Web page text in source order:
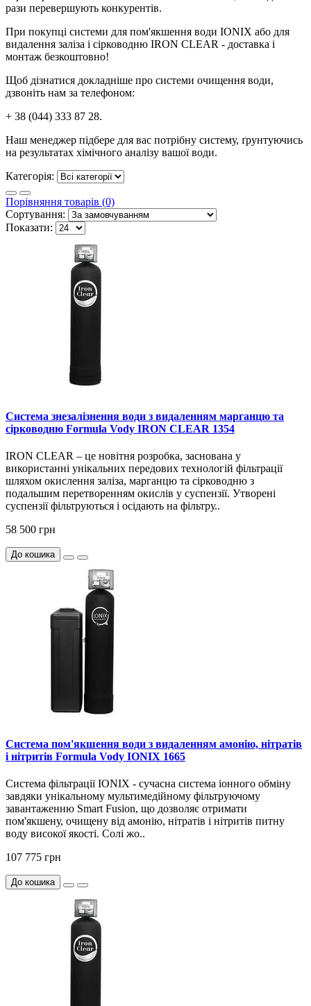
рази перевершують конкурентів.
При покупці системи для пом'якшення води IONIX або для
видалення заліза і сірководню IRON CLEAR - доставка і
монтаж безкоштовно!
Щоб дізнатися докладніше про системи очищення води,
дзвоніть нам за телефоном:
+ 38 (044) 333 87 28.
Наш менеджер підбере для вас потрібну систему, ґрунтуючись
на результатах хімічного аналізу вашої води.
Категорія:
Порівняння товарів (0)
Сортування:
Показати:
Система знезалізнення води з видаленням марганцю та
сірководню Formula Vody IRON CLEAR 1354
IRON CLEAR – це новітня розробка, заснована у
використанні унікальних передових технологій фільтрації
шляхом окислення заліза, марганцю та сірководню з
подальшим перетворенням окислів у суспензії. Утворені
суспензії фільтруються і осідають на фільтру..
58 500 грн
До кошика
Система пом'якшення води з видаленням амонію, нітратів
і нітритів Formula Vody IONIX 1665
Система фільтрації IONIX - сучасна система іонного обміну
завдяки унікальному мультимедійному фільтруючому
завантаженню Smart Fusion, що дозволяє отримати
пом'якшену, очищену від амонію, нітратів і нітритів питну
воду високої якості. Солі жо..
107 775 грн
До кошика